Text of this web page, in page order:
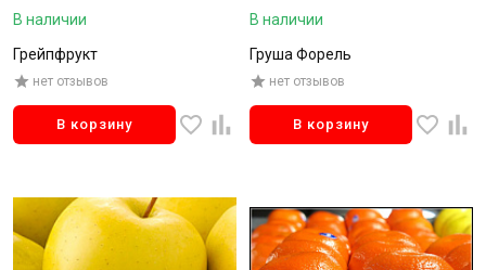
В наличии
Грейпфрукт
нет отзывов
В корзину
В наличии
Груша Форель
нет отзывов
В корзину